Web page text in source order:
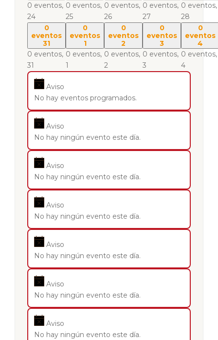
0 eventos,
24
0 eventos,
25
0 eventos,
26
0 eventos,
27
0 eventos,
28
0
eventos
31
0 eventos,
31
0
eventos
1
0 eventos,
1
0
eventos
2
0 eventos,
2
0
eventos
3
0 eventos,
3
0
eventos
4
0 eventos,
4
Aviso
No hay eventos programados.
Aviso
No hay ningún evento este día.
Aviso
No hay ningún evento este día.
Aviso
No hay ningún evento este día.
Aviso
No hay ningún evento este día.
Aviso
No hay ningún evento este día.
Aviso
No hay ningún evento este día.